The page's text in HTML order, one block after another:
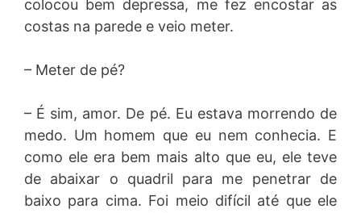
colocou bem depressa, me fez encostar as
costas na parede e veio meter.
– Meter de pé?
– É sim, amor. De pé. Eu estava morrendo de
medo. Um homem que eu nem conhecia. E
como ele era bem mais alto que eu, ele teve
de abaixar o quadril para me penetrar de
baixo para cima. Foi meio difícil até que ele